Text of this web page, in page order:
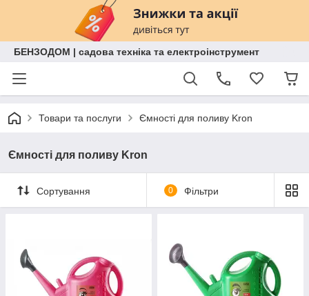
БЕНЗОДОМ | садова техніка та електроінструмент
Товари та послуги Ємності для поливу Kron
Ємності для поливу Kron
Сортування 0 Фільтри